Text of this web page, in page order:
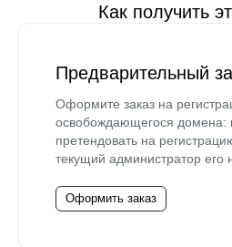
Как получить
Предварительный
Оформите заказ на
освобождающегося домена:
претендовать на
текущий администратор его
Оформить заказ